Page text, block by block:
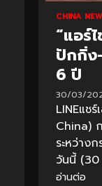
CHINA
“แอร์
ปักกิ่ง
6 ปี
30/03/
LINEแช
China)
ระหว่าง
วันนี้ (30
อ่านต่อ